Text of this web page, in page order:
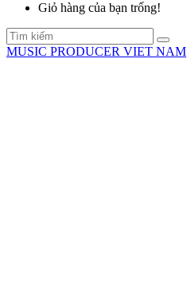
Giỏ hàng của bạn trống!
MUSIC PRODUCER VIET NAM